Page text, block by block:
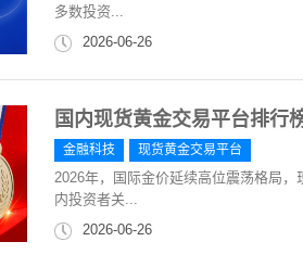
多数投资...
2026-06-26
国内现货黄金交易平台排行
金融科技 现货黄金交易平台
2026年，国际金价延续高位震荡格局
内投资者关...
2026-06-26